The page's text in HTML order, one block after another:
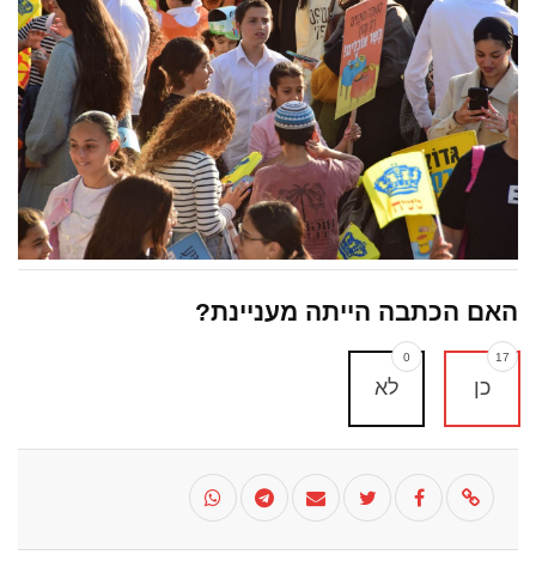
האם הכתבה הייתה מעניינת?
כן
17
לא
0